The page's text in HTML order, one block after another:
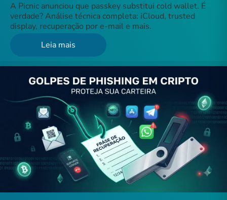
A Picnic anunciou que passkey substitui cold wallet. É
verdade? Análise técnica completa: iCloud, trusted
display, recuperação por e-mail e mais.
Leia mais